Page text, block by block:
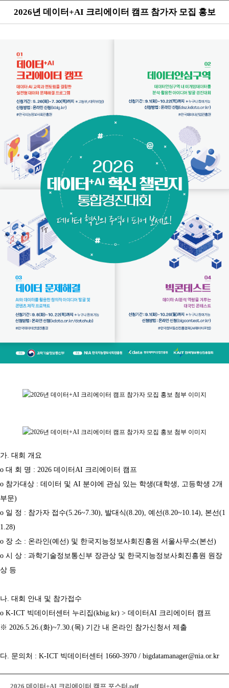
2026년 데이터+AI 크리에이터 캠프 참가자 모집 홍보
가. 대회 개요
o 대 회 명 : 2026 데이터AI 크리에이터 캠프
o 참가대상 : 데이터 및 AI 분야에 관심 있는 학생(대학생, 고등학생 2개
부문)
o 일 정 : 참가자 접수(5.26~7.30), 발대식(8.20), 예선(8.20~10.14), 본선(1
1.28)
o 장 소 : 온라인(예선) 및 한국지능정보사회진흥원 서울사무소(본선)
o 시 상 : 과학기술정보통신부 장관상 및 한국지능정보사회진흥원 원장
상 등
나. 대회 안내 및 참가접수
o K-ICT 빅데이터센터 누리집(kbig.kr) > 데이터AI 크리에이터 캠프
※ 2026.5.26.(화)~7.30.(목) 기간 내 온라인 참가신청서 제출
다. 문의처 : K-ICT 빅데이터센터 1660-3970 / bigdatamanager@nia.or.kr
2026 데이터+AI 크리에이터 캠프 포스터.pdf